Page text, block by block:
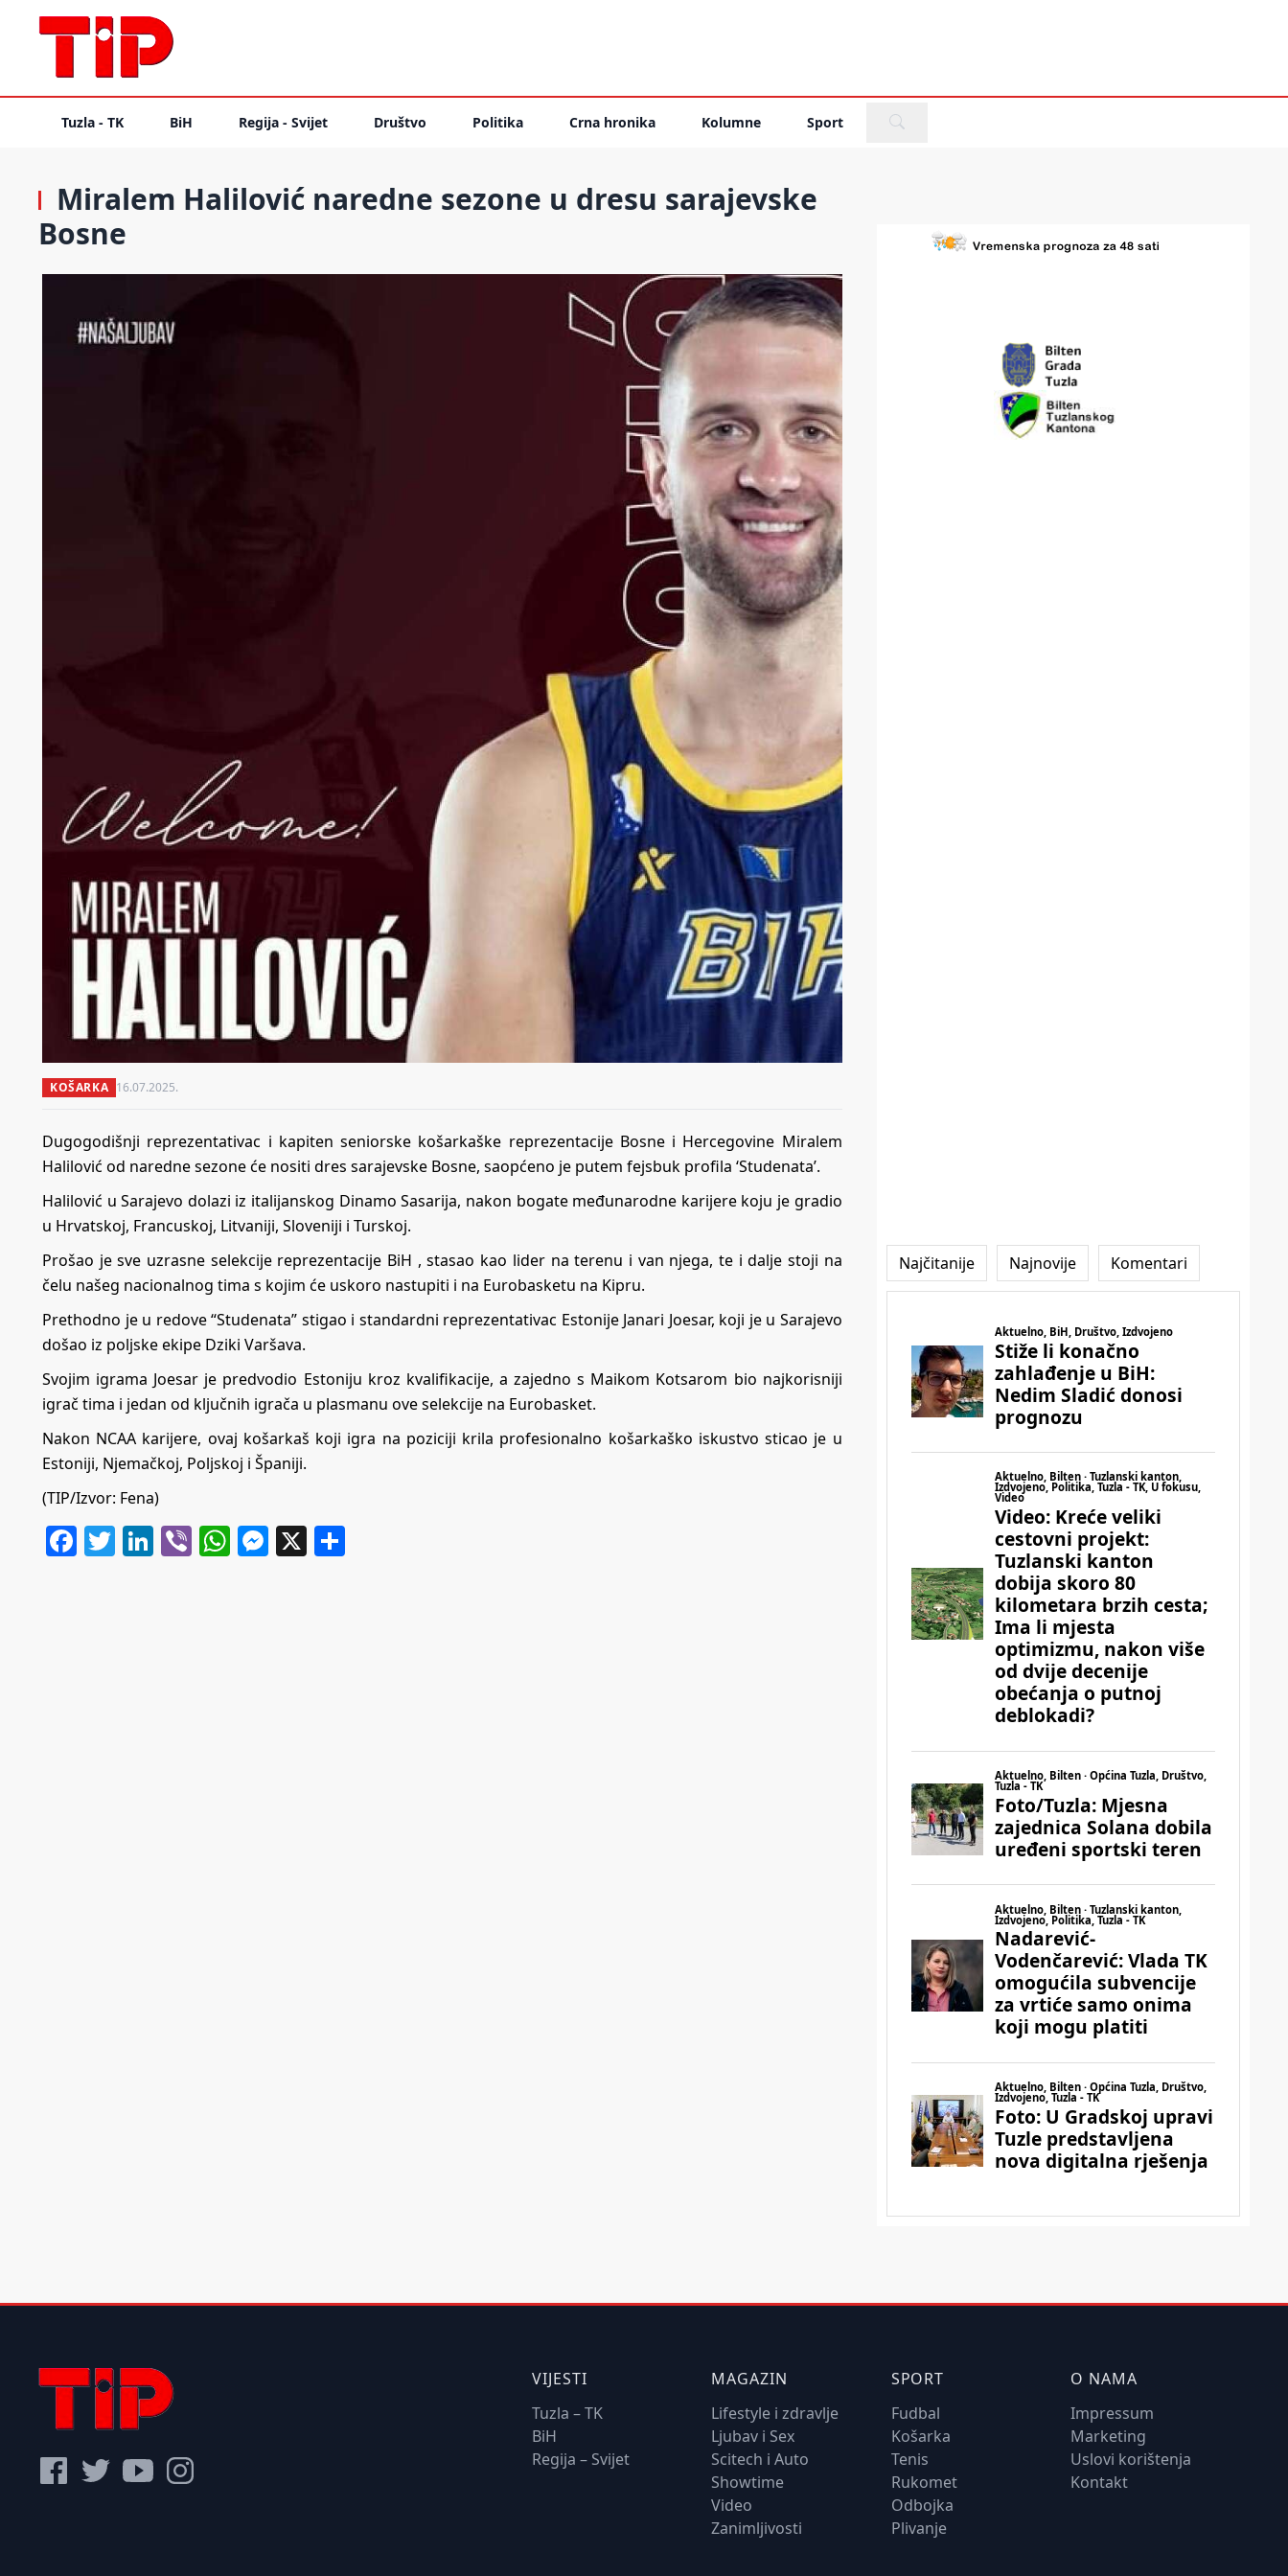
Tuzla - TK BiH Regija - Svijet Društvo Politika Crna hronika Kolumne Sport
Miralem Halilović naredne sezone u dresu sarajevske
Bosne
KOŠARKA 16.07.2025.
Dugogodišnji reprezentativac i kapiten seniorske košarkaške reprezentacije Bosne i Hercegovine Miralem
Halilović od naredne sezone će nositi dres sarajevske Bosne, saopćeno je putem fejsbuk profila ‘Studenata’.
Halilović u Sarajevo dolazi iz italijanskog Dinamo Sasarija, nakon bogate međunarodne karijere koju je gradio
u Hrvatskoj, Francuskoj, Litvaniji, Sloveniji i Turskoj.
Prošao je sve uzrasne selekcije reprezentacije BiH , stasao kao lider na terenu i van njega, te i dalje stoji na
čelu našeg nacionalnog tima s kojim će uskoro nastupiti i na Eurobasketu na Kipru.
Prethodno je u redove “Studenata” stigao i standardni reprezentativac Estonije Janari Joesar, koji je u Sarajevo
došao iz poljske ekipe Dziki Varšava.
Svojim igrama Joesar je predvodio Estoniju kroz kvalifikacije, a zajedno s Maikom Kotsarom bio najkorisniji
igrač tima i jedan od ključnih igrača u plasmanu ove selekcije na Eurobasket.
Nakon NCAA karijere, ovaj košarkaš koji igra na poziciji krila profesionalno košarkaško iskustvo sticao je u
Estoniji, Njemačkoj, Poljskoj i Španiji.
(TIP/Izvor: Fena)
Facebook
Twitter
LinkedIn
ViberWhatsApp
Messenger
X
Najčitanije Najnovije Komentari
VIJESTI
Tuzla – TK
BiH
Regija – Svijet
MAGAZIN
Lifestyle i zdravlje
Ljubav i Sex
Scitech i Auto
Showtime
Video
Zanimljivosti
SPORT
Fudbal
Košarka
Tenis
Rukomet
Odbojka
Plivanje
O NAMA
Impressum
Marketing
Uslovi korištenja
Kontakt